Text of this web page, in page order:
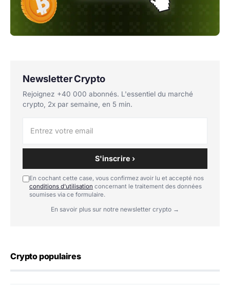
Newsletter Crypto
Rejoignez +40 000 abonnés. L'essentiel du marché
crypto, 2x par semaine, en 5 min.
S'inscrire ›
En cochant cette case, vous confirmez avoir lu et accepté nos
conditions d'utilisation concernant le traitement des données
soumises via ce formulaire.
En savoir plus sur notre newsletter crypto →
Crypto populaires